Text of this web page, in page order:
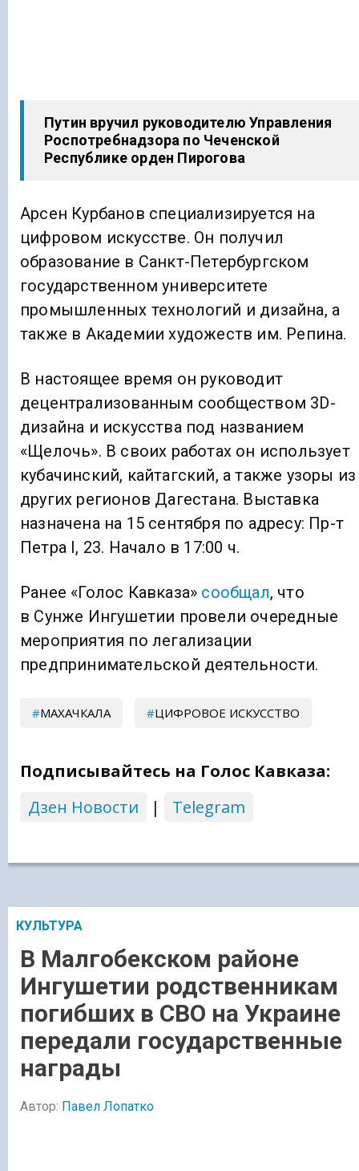
Путин вручил руководителю Управления
Роспотребнадзора по Чеченской
Республике орден Пирогова
Арсен Курбанов специализируется на
цифровом искусстве. Он получил
образование в Санкт-Петербургском
государственном университете
промышленных технологий и дизайна, а
также в Академии художеств им. Репина.
В настоящее время он руководит
децентрализованным сообществом 3D-
дизайна и искусства под названием
«Щелочь». В своих работах он использует
кубачинский, кайтагский, а также узоры из
других регионов Дагестана. Выставка
назначена на 15 сентября по адресу: Пр-т
Петра I, 23. Начало в 17:00 ч.
Ранее «Голос Кавказа» сообщал, что
в Сунже Ингушетии провели очередные
мероприятия по легализации
предпринимательской деятельности.
МАХАЧКАЛА ЦИФРОВОЕ ИСКУССТВО
Подписывайтесь на Голос Кавказа:
Дзен Новости
| Telegram
КУЛЬТУРА
В Малгобекском районе
Ингушетии родственникам
погибших в СВО на Украине
передали государственные
награды
Автор: Павел Лопатко